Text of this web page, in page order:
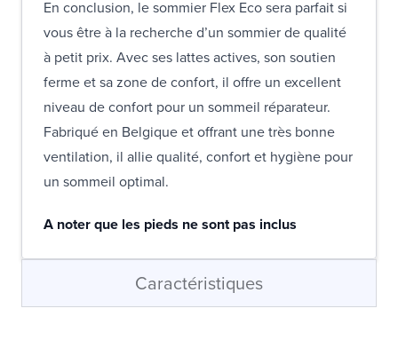
En conclusion, le sommier Flex Eco sera parfait si
vous être à la recherche d’un sommier de qualité
à petit prix. Avec ses lattes actives, son soutien
ferme et sa zone de confort, il offre un excellent
niveau de confort pour un sommeil réparateur.
Fabriqué en Belgique et offrant une très bonne
ventilation, il allie qualité, confort et hygiène pour
un sommeil optimal.
A noter que les pieds ne sont pas inclus
Caractéristiques